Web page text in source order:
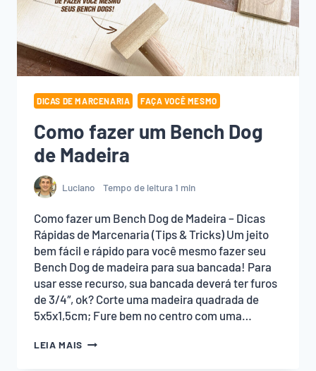
DICAS DE MARCENARIA FAÇA VOCÊ MESMO
Como fazer um Bench Dog
de Madeira
Luciano Tempo de leitura1 min
Como fazer um Bench Dog de Madeira – Dicas
Rápidas de Marcenaria (Tips & Tricks) Um jeito
bem fácil e rápido para você mesmo fazer seu
Bench Dog de madeira para sua bancada! Para
usar esse recurso, sua bancada deverá ter furos
de 3/4″, ok? Corte uma madeira quadrada de
5x5x1,5cm; Fure bem no centro com uma…
LEIA MAIS COMO